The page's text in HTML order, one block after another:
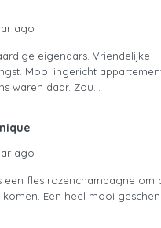
ago
eigenaars. Vriendelijke
Mooi ingericht
waren daar. Zou…
ago
een fles rozenchampagne om
Een heel mooi